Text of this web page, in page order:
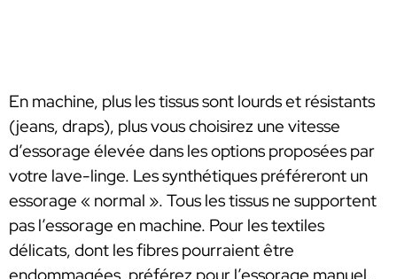
En machine, plus les tissus sont lourds et résistants
(jeans, draps), plus vous choisirez une vitesse
d’essorage élevée dans les options proposées par
votre lave-linge. Les synthétiques préféreront un
essorage « normal ». Tous les tissus ne supportent
pas l’essorage en machine. Pour les textiles
délicats, dont les fibres pourraient être